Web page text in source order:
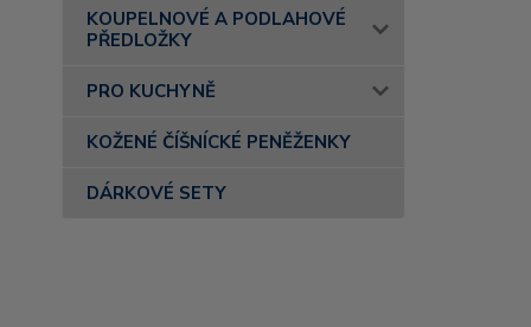
KOUPELNOVÉ A PODLAHOVÉ
PŘEDLOŽKY
PRO KUCHYNĚ
KOŽENÉ ČÍŠNÍCKÉ PENĚŽENKY
DÁRKOVÉ SETY